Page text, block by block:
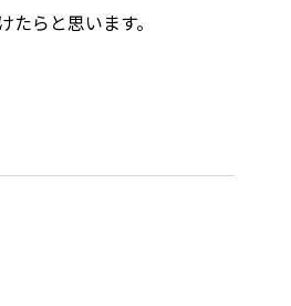
らと思います。